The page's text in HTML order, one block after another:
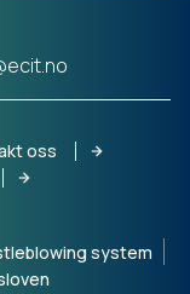
system
oss